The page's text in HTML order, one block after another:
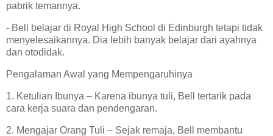
pabrik temannya.
- Bell belajar di Royal High School di Edinburgh tetapi tidak
menyelesaikannya. Dia lebih banyak belajar dari ayahnya
dan otodidak.
Pengalaman Awal yang Mempengaruhinya
1. Ketulian Ibunya – Karena ibunya tuli, Bell tertarik pada
cara kerja suara dan pendengaran.
2. Mengajar Orang Tuli – Sejak remaja, Bell membantu